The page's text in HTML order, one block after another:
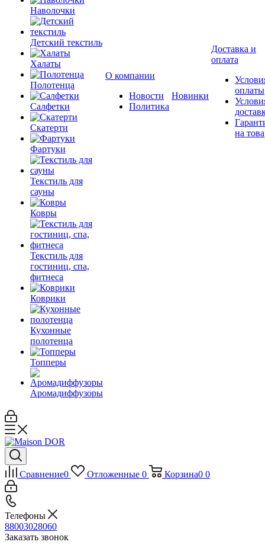
Наволочки
Детский текстиль
Халаты
Полотенца
Салфетки
Скатерти
Фартуки
Текстиль для
сауны
Ковры
Текстиль для
гостиниц, спа,
фитнеса
Коврики
Кухонные
полотенца
Топперы
Аромадиффузоры
О компании
Новости
Политика
Новинки
Доставка и
оплата
оплаты
на
Сравнение0 Отложенные 0 Корзина0 0
Телефоны
88003028060
Заказать звонок